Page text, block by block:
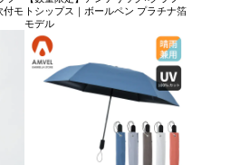
付モ トシップス｜ボールペン プラチナ箔
モデル